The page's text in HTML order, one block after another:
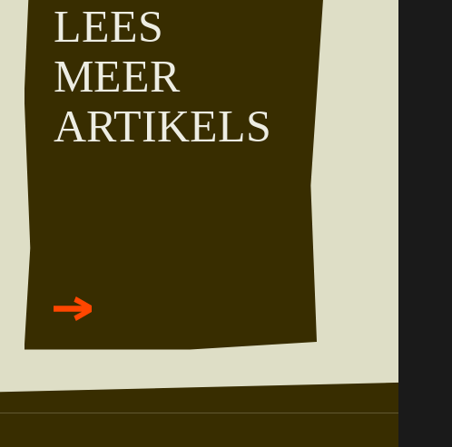
LEES
MEER
ARTIKELS